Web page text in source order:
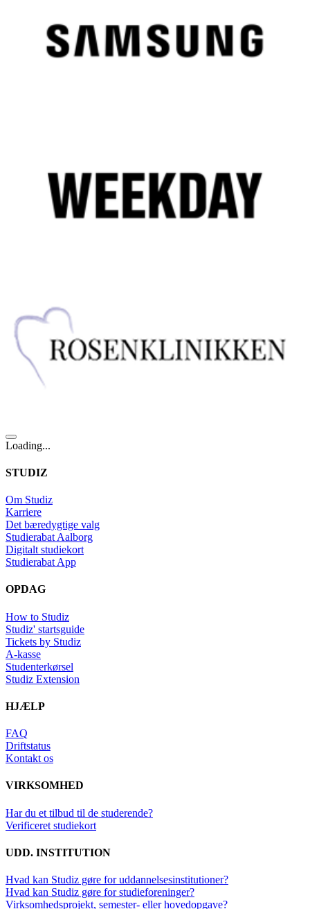
Loading...
STUDIZ
Om Studiz
Karriere
Det bæredygtige valg
Studierabat Aalborg
Digitalt studiekort
Studierabat App
OPDAG
How to Studiz
Studiz' startsguide
Tickets by Studiz
A-kasse
Studenterkørsel
Studiz Extension
HJÆLP
FAQ
Driftstatus
Kontakt os
VIRKSOMHED
Har du et tilbud til de studerende?
Verificeret studiekort
UDD. INSTITUTION
Hvad kan Studiz gøre for uddannelsesinstitutioner?
Hvad kan Studiz gøre for studieforeninger?
Virksomhedsprojekt, semester- eller hovedopgave?